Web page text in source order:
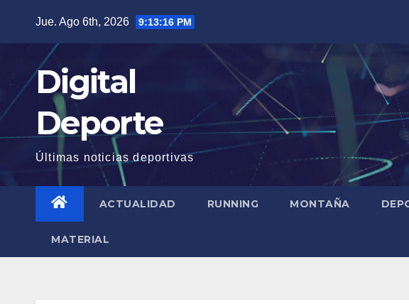
contenido
Jue. Ago 6th, 2026 9:13:16 PM
Digital
Deporte
Últimas noticias deportivas
ACTUALIDAD RUNNING MONTAÑA
MATERIAL